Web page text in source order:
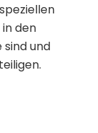
den
und